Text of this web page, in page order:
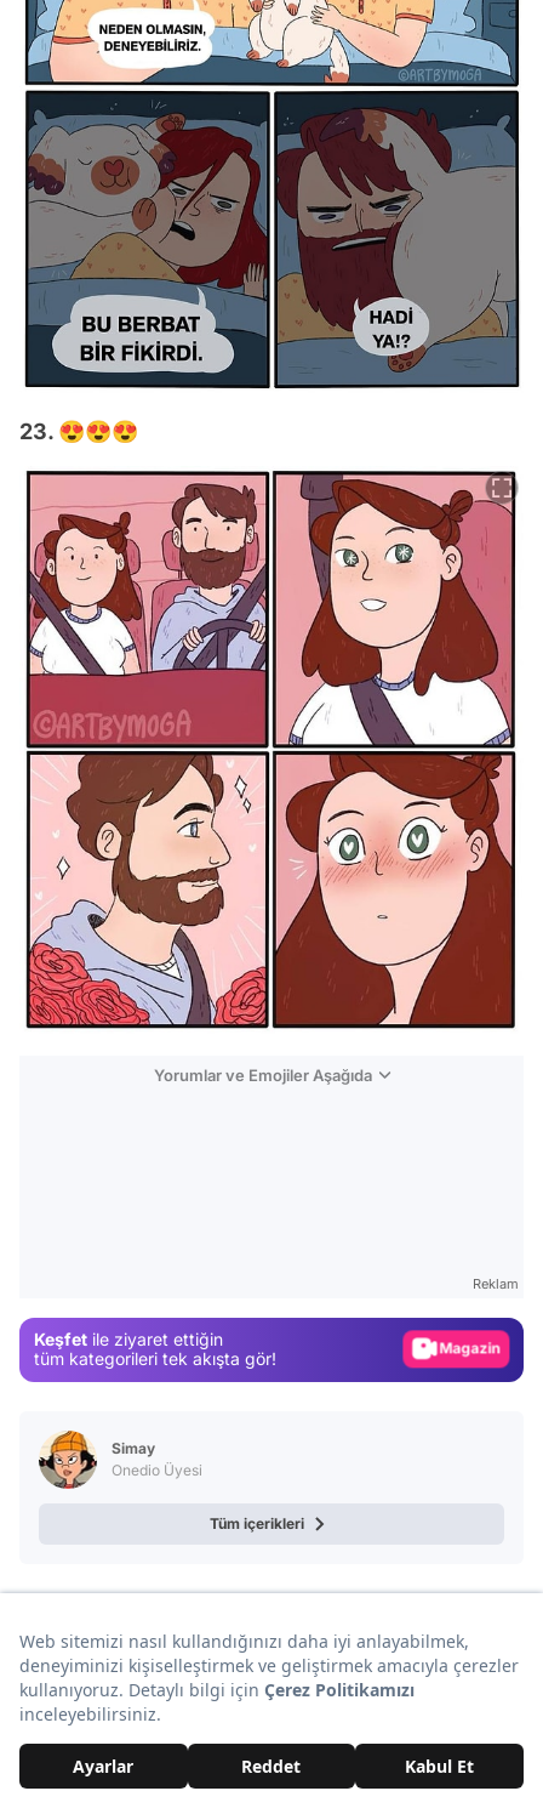
23. 😍😍😍
Yorumlar ve Emojiler Aşağıda
Reklam
Keşfet ile ziyaret ettiğin
tüm kategorileri tek akışta gör!
Video
Simay
Onedio Üyesi
Tüm içerikleri
Sana Özel Seçtiklerimiz
Daha Fazla Sana Özel İçerikler